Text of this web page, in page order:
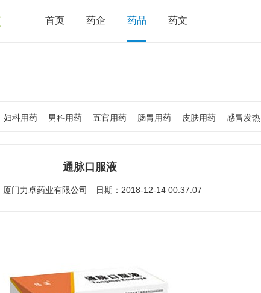
首页 药企 药品 药文
妇科用药 男科用药 五官用药 肠胃用药 皮肤用药 感冒发热
女性生殖及妊娠疾病
通脉口服液
厦门力卓药业有限公司 日期：2018-12-14 00:37:07